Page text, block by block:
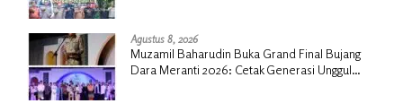
Agustus 8, 2026
Muzamil Baharudin Buka Grand Final Bujang
Dara Meranti 2026: Cetak Generasi Unggul